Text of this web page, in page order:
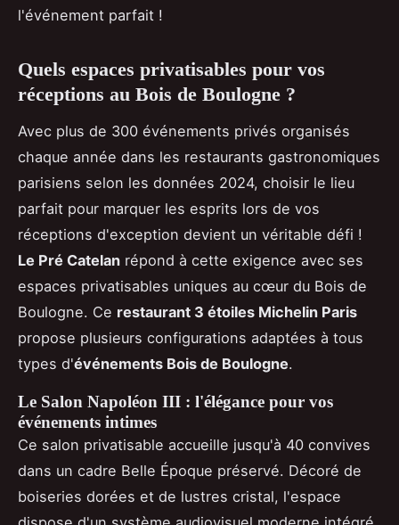
l'événement parfait !
Quels espaces privatisables pour vos
réceptions au Bois de Boulogne ?
Avec plus de 300 événements privés organisés
chaque année dans les restaurants gastronomiques
parisiens selon les données 2024, choisir le lieu
parfait pour marquer les esprits lors de vos
réceptions d'exception devient un véritable défi !
Le Pré Catelan répond à cette exigence avec ses
espaces privatisables uniques au cœur du Bois de
Boulogne. Ce restaurant 3 étoiles Michelin Paris
propose plusieurs configurations adaptées à tous
types d'événements Bois de Boulogne.
Le Salon Napoléon III : l'élégance pour vos
événements intimes
Ce salon privatisable accueille jusqu'à 40 convives
dans un cadre Belle Époque préservé. Décoré de
boiseries dorées et de lustres cristal, l'espace